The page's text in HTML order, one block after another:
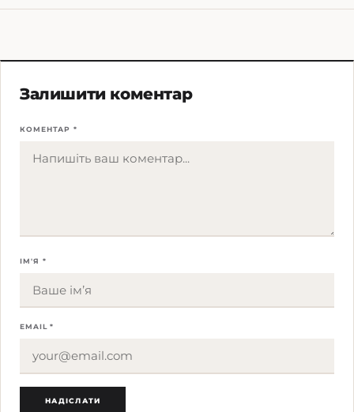
Залишити коментар
КОМЕНТАР *
ІМ'Я *
EMAIL *